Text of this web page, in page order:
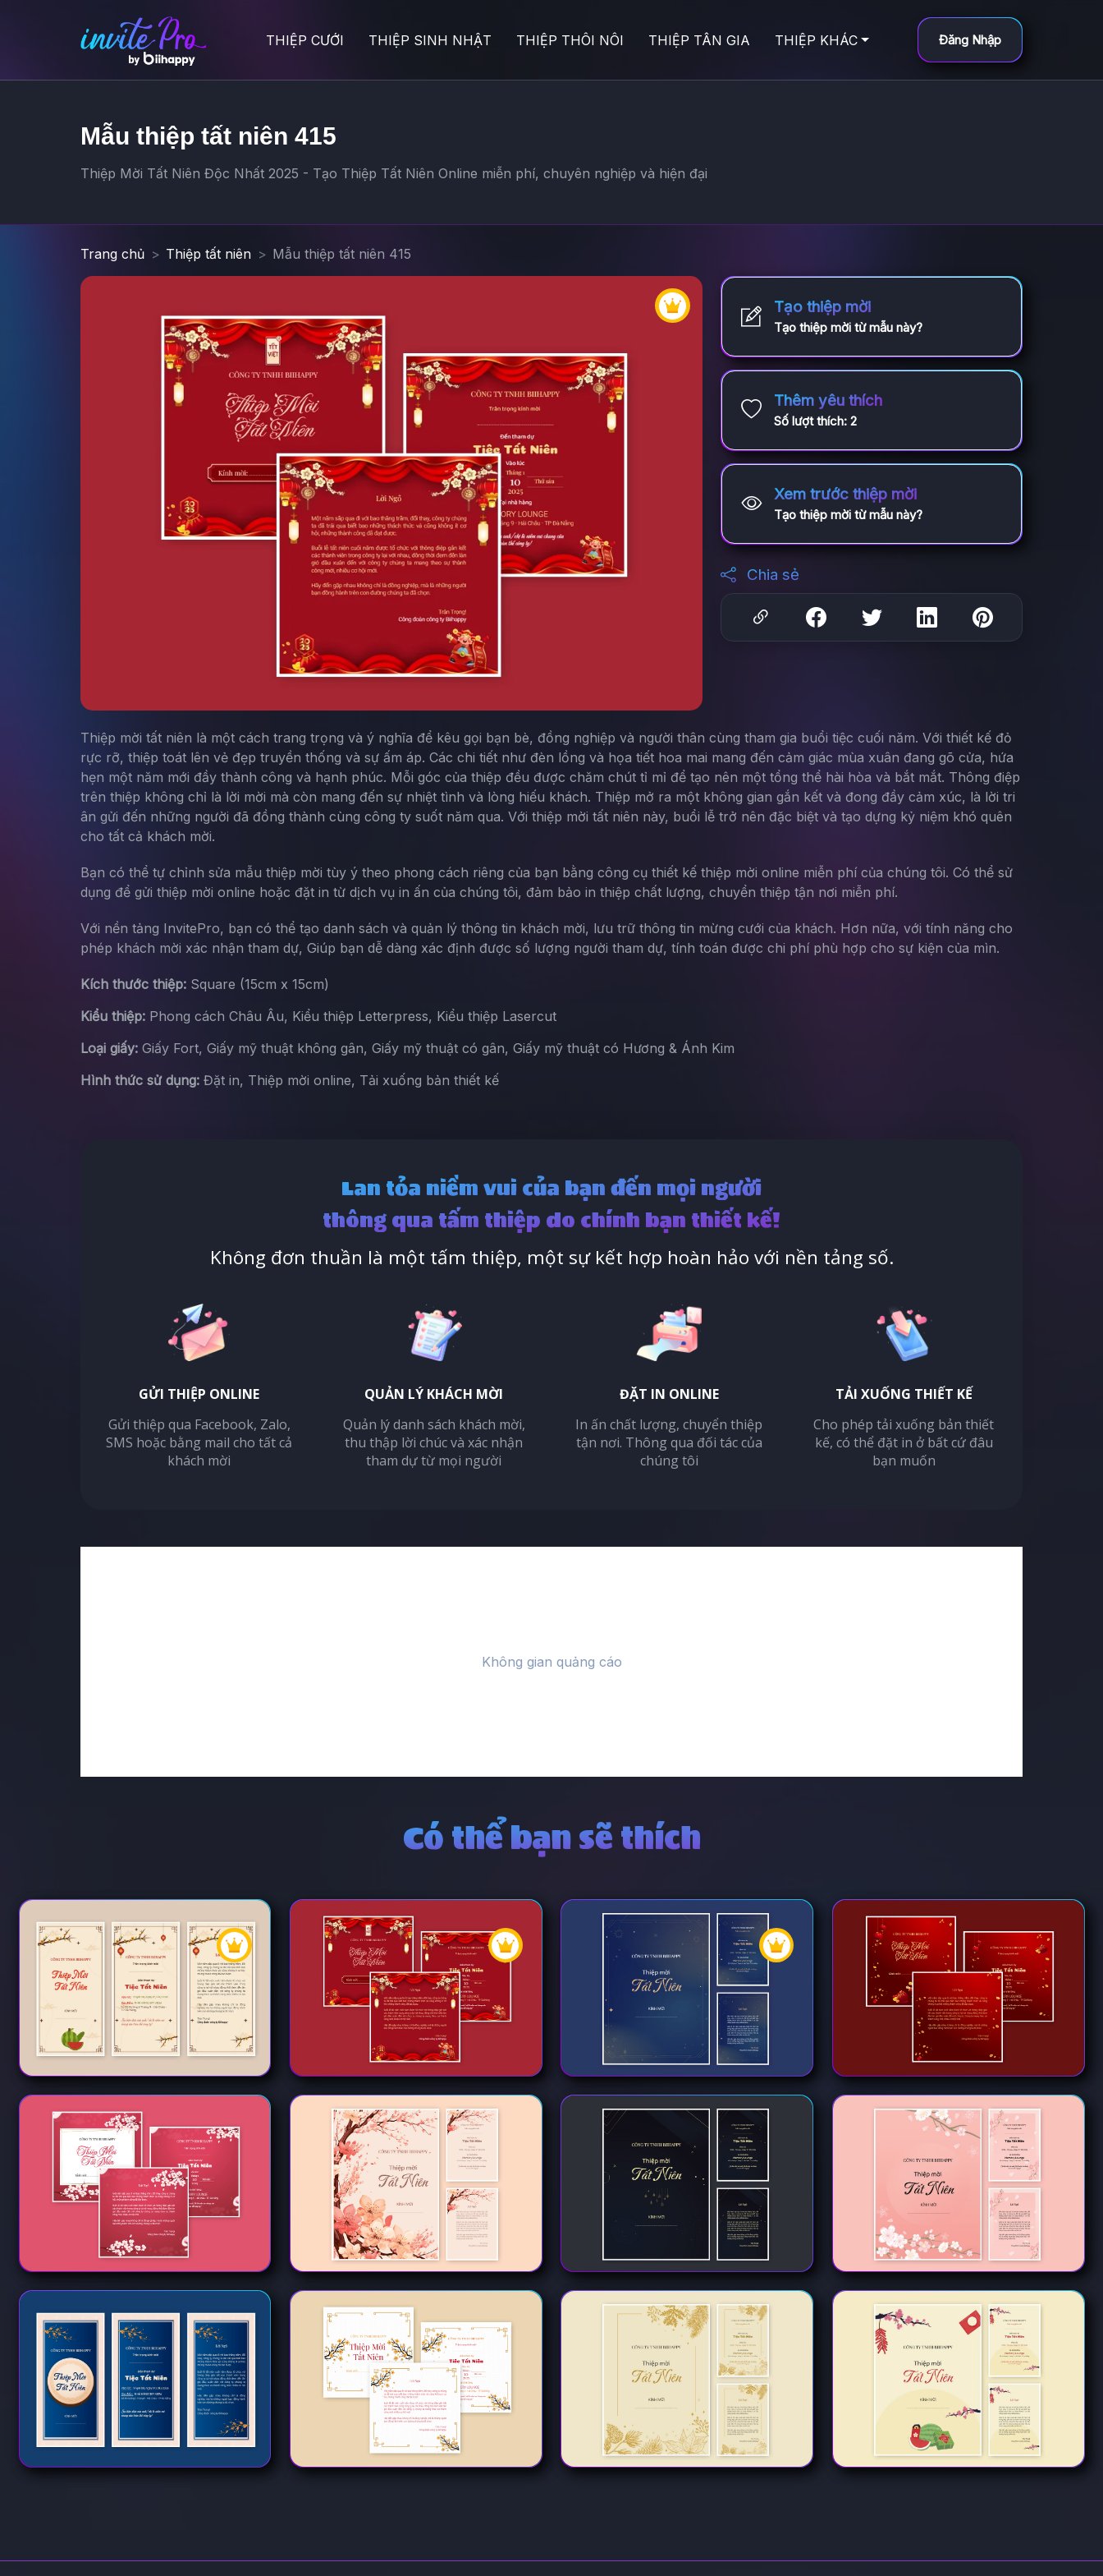
THIỆP CƯỚI THIỆP SINH NHẬT THIỆP THÔI NÔI THIỆP TÂN GIA THIỆP KHÁC Đăng Nhập
Mẫu thiệp tất niên 415
Thiệp Mời Tất Niên Độc Nhất 2025 - Tạo Thiệp Tất Niên Online miễn phí, chuyên nghiệp và hiện đại
Trang chủ Thiệp tất niên Mẫu thiệp tất niên 415
Tạo thiệp mời
Tạo thiệp mời từ mẫu này?
Thêm yêu thích
Số lượt thích: 2
Xem trước thiệp mời
Tạo thiệp mời từ mẫu này?
Chia sẻ
Thiệp mời tất niên là một cách trang trọng và ý nghĩa để kêu gọi bạn bè, đồng nghiệp và người thân cùng tham gia buổi tiệc cuối năm. Với thiết kế đỏ
rực rỡ, thiệp toát lên vẻ đẹp truyền thống và sự ấm áp. Các chi tiết như đèn lồng và họa tiết hoa mai mang đến cảm giác mùa xuân đang gõ cửa, hứa
hẹn một năm mới đầy thành công và hạnh phúc. Mỗi góc của thiệp đều được chăm chút tỉ mỉ để tạo nên một tổng thể hài hòa và bắt mắt. Thông điệp
trên thiệp không chỉ là lời mời mà còn mang đến sự nhiệt tình và lòng hiếu khách. Thiệp mở ra một không gian gắn kết và đong đầy cảm xúc, là lời tri
ân gửi đến những người đã đồng thành cùng công ty suốt năm qua. Với thiệp mời tất niên này, buổi lễ trở nên đặc biệt và tạo dựng kỷ niệm khó quên
cho tất cả khách mời.
Bạn có thể tự chỉnh sửa mẫu thiệp mời tùy ý theo phong cách riêng của bạn bằng công cụ thiết kế thiệp mời online miễn phí của chúng tôi. Có thể sử
dụng để gửi thiệp mời online hoặc đặt in từ dịch vụ in ấn của chúng tôi, đảm bảo in thiệp chất lượng, chuyển thiệp tận nơi miễn phí.
Với nền tảng InvitePro, bạn có thể tạo danh sách và quản lý thông tin khách mời, lưu trữ thông tin mừng cưới của khách. Hơn nữa, với tính năng cho
phép khách mời xác nhận tham dự, Giúp bạn dễ dàng xác định được số lượng người tham dự, tính toán được chi phí phù hợp cho sự kiện của mìn.
Kích thước thiệp: Square (15cm x 15cm)
Kiểu thiệp: Phong cách Châu Âu, Kiểu thiệp Letterpress, Kiểu thiệp Lasercut
Loại giấy: Giấy Fort, Giấy mỹ thuật không gân, Giấy mỹ thuật có gân, Giấy mỹ thuật có Hương & Ánh Kim
Hình thức sử dụng: Đặt in, Thiệp mời online, Tải xuống bản thiết kế
Lan tỏa niềm vui của bạn đến mọi người
thông qua tấm thiệp do chính bạn thiết kế!
Không đơn thuần là một tấm thiệp, một sự kết hợp hoàn hảo với nền tảng số.
GỬI THIỆP ONLINE
Gửi thiệp qua Facebook, Zalo,
SMS hoặc bằng mail cho tất cả
khách mời
QUẢN LÝ KHÁCH MỜI
Quản lý danh sách khách mời,
thu thập lời chúc và xác nhận
tham dự từ mọi người
ĐẶT IN ONLINE
In ấn chất lượng, chuyển thiệp
tận nơi. Thông qua đối tác của
chúng tôi
TẢI XUỐNG THIẾT KẾ
Cho phép tải xuống bản thiết
kế, có thể đặt in ở bất cứ đâu
bạn muốn
Có thể bạn sẽ thích